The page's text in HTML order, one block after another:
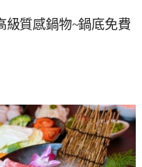
級質感鍋物~鍋底免費